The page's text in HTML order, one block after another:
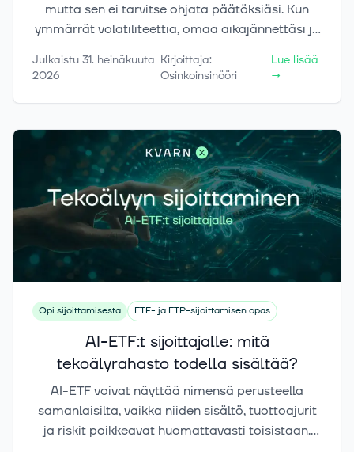
mutta sen ei tarvitse ohjata päätöksiäsi. Kun
ymmärrät volatiliteettia, omaa aikajännettäsi ja
markkinoiden liikkeisiin rauhallisemmin.
Julkaistu 31. heinäkuuta
2026
Kirjoittaja:
Osinkoinsinööri
Lue lisää
→
Opi sijoittamisesta ETF- ja ETP-sijoittamisen opas
AI-ETF:t sijoittajalle: mitä
tekoälyrahasto todella sisältää?
AI-ETF voivat näyttää nimensä perusteella
samanlaisilta, vaikka niiden sisältö, tuottoajurit
ja riskit poikkeavat huomattavasti toisistaan.